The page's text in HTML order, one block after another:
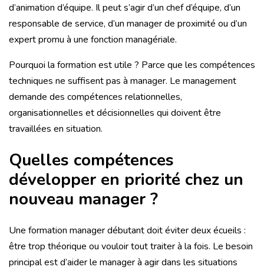
d’animation d’équipe. Il peut s’agir d’un chef d’équipe, d’un
responsable de service, d’un manager de proximité ou d’un
expert promu à une fonction managériale.
Pourquoi la formation est utile ? Parce que les compétences
techniques ne suffisent pas à manager. Le management
demande des compétences relationnelles,
organisationnelles et décisionnelles qui doivent être
travaillées en situation.
Quelles compétences
développer en priorité chez un
nouveau manager ?
Une formation manager débutant doit éviter deux écueils :
être trop théorique ou vouloir tout traiter à la fois. Le besoin
principal est d’aider le manager à agir dans les situations